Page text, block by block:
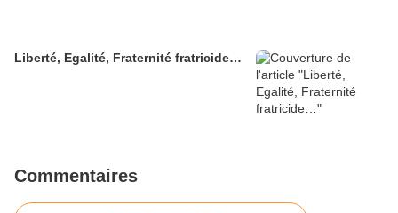
Liberté, Egalité, Fraternité fratricide…
Commentaires